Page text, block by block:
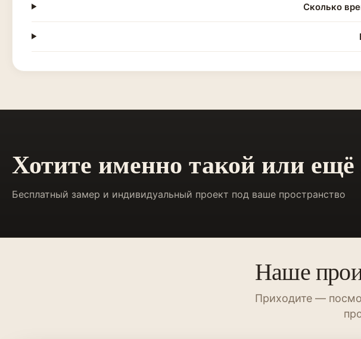
Сколько
Хотите именно такой или
Бесплатный замер и индивидуальный проект под ваше пространство
Наше
Приходите —